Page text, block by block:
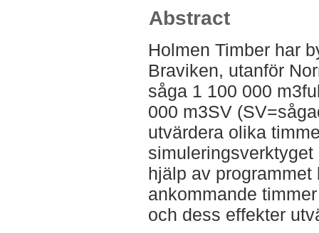
Abstract
Holmen Timber har
Braviken, utanför
såga 1 100 000
000 m3SV
utvärdera olika
hjälp av
ankommande
och dess effekter